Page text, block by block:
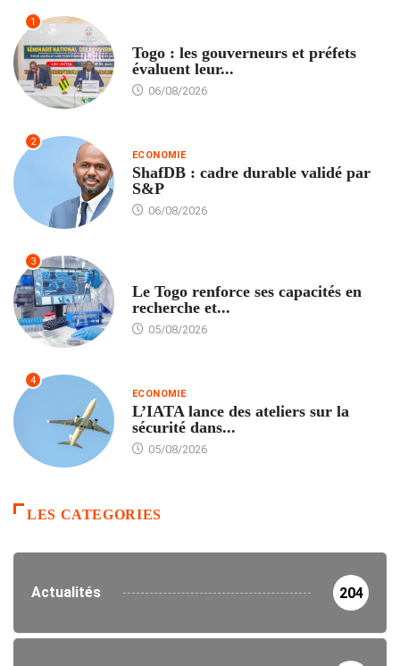
1
Togo : les gouverneurs et préfets
évaluent leur...
06/08/2026
2
ECONOMIE
ShafDB : cadre durable validé par
S&P
06/08/2026
3
Le Togo renforce ses capacités en
recherche et...
05/08/2026
4
ECONOMIE
L’IATA lance des ateliers sur la
sécurité dans...
05/08/2026
LES CATEGORIES
Actualités 204